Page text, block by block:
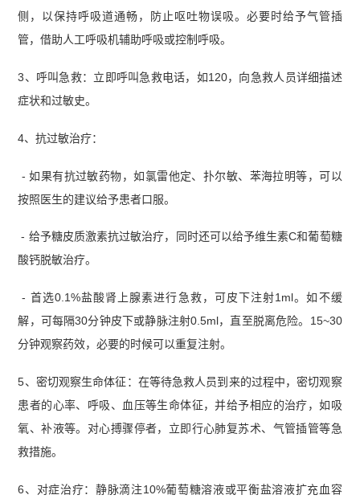
侧，以保持呼吸道通畅，防止呕吐物误吸。必要时给予气管插
管，借助人工呼吸机辅助呼吸或控制呼吸。
3、呼叫急救：立即呼叫急救电话，如120，向急救人员详细描述
症状和过敏史。
4、抗过敏治疗：
- 如果有抗过敏药物，如氯雷他定、扑尔敏、苯海拉明等，可以
按照医生的建议给予患者口服。
- 给予糖皮质激素抗过敏治疗，同时还可以给予维生素C和葡萄糖
酸钙脱敏治疗。
- 首选0.1%盐酸肾上腺素进行急救，可皮下注射1ml。如不缓
解，可每隔30分钟皮下或静脉注射0.5ml，直至脱离危险。15~30
分钟观察药效，必要的时候可以重复注射。
5、密切观察生命体征：在等待急救人员到来的过程中，密切观察
患者的心率、呼吸、血压等生命体征，并给予相应的治疗，如吸
氧、补液等。对心搏骤停者，立即行心肺复苏术、气管插管等急
救措施。
6、对症治疗：静脉滴注10%葡萄糖溶液或平衡盐溶液扩充血容